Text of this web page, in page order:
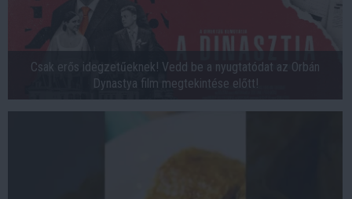
Csak erős idegzetűeknek! Vedd be a nyugtatódat az Orbán
Dynastya film megtekintése előtt!